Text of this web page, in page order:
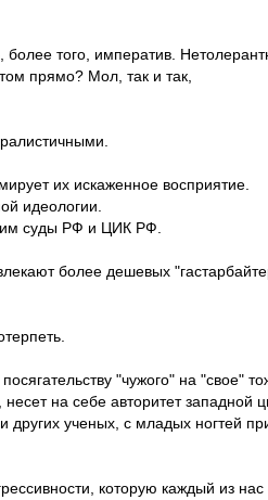
более того, императив.
прямо? Мол, так и так,
их искаженное восприятие.
идеологии.
ним суды РФ и ЦИК РФ.
более дешевых
"чужого" на "свое"
на себе авторитет западной
ученых, с младых ногтей
которую каждый из